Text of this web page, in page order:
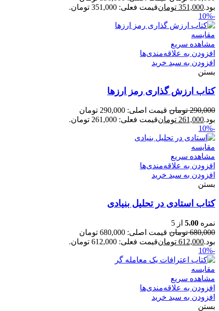
بود.351,000 تومانقیمت فعلی: 351,000 تومان.
-10%
مقایسه
مشاهده سریع
افزودن به علاقه‌مندی‌ها
افزودن به سبد خرید
بستن
کتاب ارزش گذاری رمز ارزها
290,000 تومان
قیمت اصلی: 290,000 تومان
بود.261,000 تومانقیمت فعلی: 261,000 تومان.
-10%
مقایسه
مشاهده سریع
افزودن به علاقه‌مندی‌ها
افزودن به سبد خرید
بستن
کتاب استادی در تحلیل بنیادی
نمره 5.00 از 5
680,000 تومان
قیمت اصلی: 680,000 تومان
بود.612,000 تومانقیمت فعلی: 612,000 تومان.
-10%
مقایسه
مشاهده سریع
افزودن به علاقه‌مندی‌ها
افزودن به سبد خرید
بستن